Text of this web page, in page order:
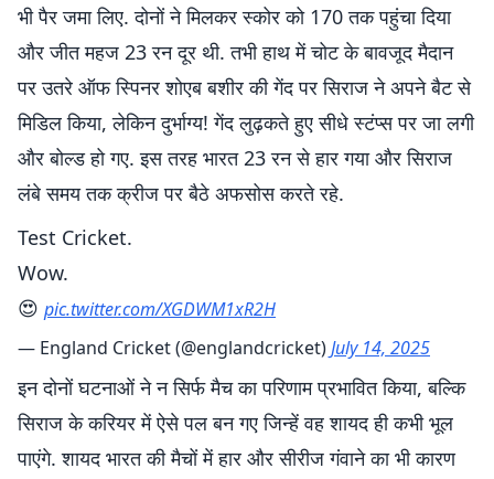
भी पैर जमा लिए. दोनों ने मिलकर स्कोर को 170 तक पहुंचा दिया
और जीत महज 23 रन दूर थी. तभी हाथ में चोट के बावजूद मैदान
पर उतरे ऑफ स्पिनर शोएब बशीर की गेंद पर सिराज ने अपने बैट से
मिडिल किया, लेकिन दुर्भाग्य! गेंद लुढ़कते हुए सीधे स्टंप्स पर जा लगी
और बोल्ड हो गए. इस तरह भारत 23 रन से हार गया और सिराज
लंबे समय तक क्रीज पर बैठे अफसोस करते रहे.
Test Cricket.
Wow.
😍 pic.twitter.com/XGDWM1xR2H
— England Cricket (@englandcricket)July 14, 2025
इन दोनों घटनाओं ने न सिर्फ मैच का परिणाम प्रभावित किया, बल्कि
सिराज के करियर में ऐसे पल बन गए जिन्हें वह शायद ही कभी भूल
पाएंगे. शायद भारत की मैचों में हार और सीरीज गंवाने का भी कारण